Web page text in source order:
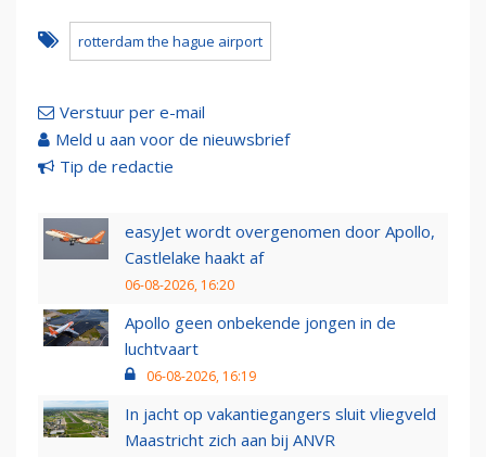
rotterdam the hague airport
Verstuur per e-mail
Meld u aan voor de nieuwsbrief
Tip de redactie
easyJet wordt overgenomen door Apollo,
Castlelake haakt af
06-08-2026, 16:20
Apollo geen onbekende jongen in de
luchtvaart
06-08-2026, 16:19
In jacht op vakantiegangers sluit vliegveld
Maastricht zich aan bij ANVR